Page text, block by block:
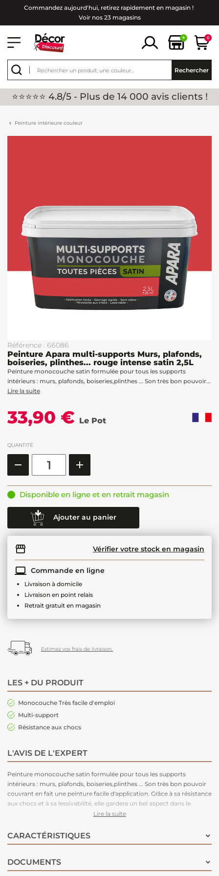
Commandez aujourd'hui, retirez rapidement en magasin !
Voir nos 23 magasins
+ 0
Rechercher
⭐⭐⭐⭐⭐ 4.8/5 - Plus de 14 000 avis clients !
Peinture intérieure couleur
Référence : 66086
Peinture Apara multi-supports Murs, plafonds,
boiseries, plinthes... rouge intense satin 2,5L
Peinture monocouche satin formulée pour tous les supports
intérieurs : murs, plafonds, boiseries,plinthes ... Son très bon pouvoir...
Lire la suite
33,90 € Le Pot
QUANTITÉ
Disponible en ligne et en retrait magasin
Ajouter au panier
Vérifier votre stock en magasin
Commande en ligne
Livraison à domicile
Livraison en point relais
Retrait gratuit en magasin
Estimez vos frais de livraison.
LES + DU PRODUIT
Monocouche Très facile d'emploi
Multi-support
Résistance aux chocs
L'AVIS DE L'EXPERT
Peinture monocouche satin formulée pour tous les supports
intérieurs : murs, plafonds, boiseries,plinthes ... Son très bon pouvoir
couvrant en fait une peinture facile d'application. Grâce à sa résistance
aux chocs et à sa lessivabilité, elle gardera un bel aspect dans le
temps. Disponible en 54 teintes pour un large choix de déco.
Lire la suite
CARACTÉRISTIQUES
DOCUMENTS